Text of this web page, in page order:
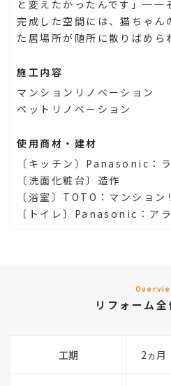
と変えたかったんです」──
完成した空間には、猫ちゃん
た居場所が随所に散りばめら
施工内容
マンションリノベーション
ペットリノベーション
使用商材・建材
〔キッチン〕Panasonic：
〔洗面化粧台〕造作
〔浴室〕TOTO：マンショ
〔トイレ〕Panasonic：ア
リフォーム
工期 2ヵ月